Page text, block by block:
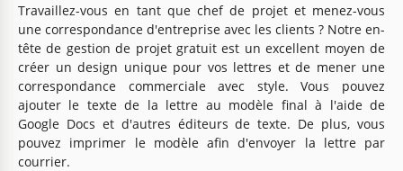
Travaillez-vous en tant que chef de projet et menez-vous
une correspondance d'entreprise avec les clients ? Notre en-
tête de gestion de projet gratuit est un excellent moyen de
créer un design unique pour vos lettres et de mener une
correspondance commerciale avec style. Vous pouvez
ajouter le texte de la lettre au modèle final à l'aide de
Google Docs et d'autres éditeurs de texte. De plus, vous
pouvez imprimer le modèle afin d'envoyer la lettre par
courrier.